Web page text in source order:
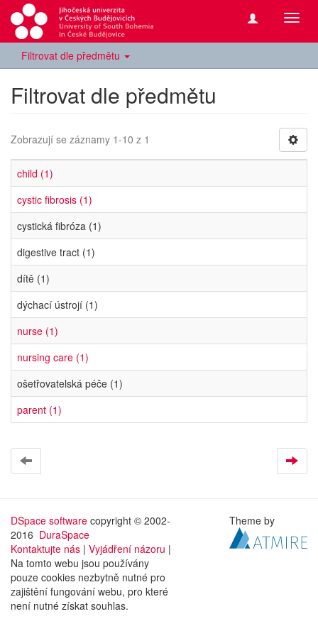
Filtrovat dle předmětu
Filtrovat dle předmětu
Zobrazují se záznamy 1-10 z 1
child (1)
cystic fibrosis (1)
cystická fibróza (1)
digestive tract (1)
dítě (1)
dýchací ústrojí (1)
nurse (1)
nursing care (1)
ošetřovatelská péče (1)
parent (1)
DSpace software copyright © 2002-
2016 DuraSpace
Kontaktujte nás | Vyjádření názoru |
Na tomto webu jsou používány
pouze cookies nezbytně nutné pro
zajištění fungování webu, pro které
není nutné získat souhlas.
Theme by